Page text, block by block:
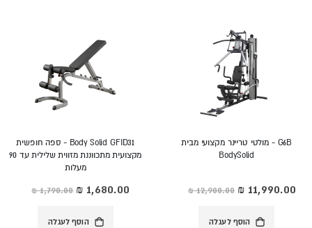
G6B - מולטי טריינר מקצועי מבית
BodySolid
‏12,900.00 ₪ מחיר
מיוחד
הוסף לעגלה
Body Solid GFID31 - ספה חופשית
מקצועית מתכווננת מזווית שלילית עד 90
מעלות
‏1,790.00 ₪ מחיר
מיוחד
הוסף לעגלה